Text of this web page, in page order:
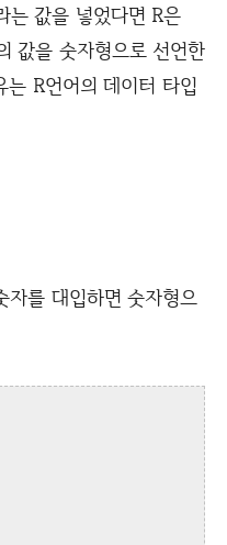
는 값을 넣었다면 R은
값을 숫자형으로 선언한
R언어의 데이터 타입
를 대입하면 숫자형으